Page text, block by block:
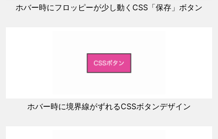
ホバー時にフロッピーが少し動くCSS「保存」ボタン
ホバー時に境界線がずれるCSSボタンデザイン